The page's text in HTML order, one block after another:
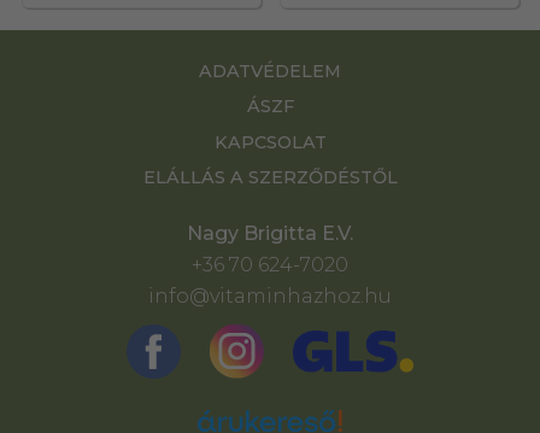
ADATVÉDELEM
ÁSZF
KAPCSOLAT
ELÁLLÁS A SZERZŐDÉSTŐL
Nagy Brigitta E.V.
+36 70 624-7020
info@vitaminhazhoz.hu